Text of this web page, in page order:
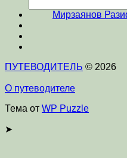
Мирзаянов
ПУТЕВОДИТЕЛЬ © 2026
О путеводителе
Тема от WP Puzzle
➤